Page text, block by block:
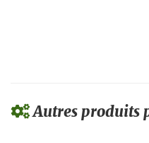
Autres produits